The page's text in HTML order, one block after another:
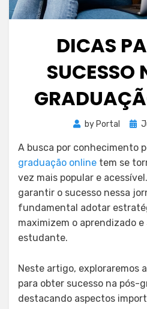
DICAS
SUCESSO
byPortal
A busca por conhecimento
graduação online tem se
vez mais popular e
garantir o sucesso nessa
fundamental adotar
maximizem o aprendizado
estudante.
Neste artigo, exploraremos
para obter sucesso na pós-
destacando aspectos